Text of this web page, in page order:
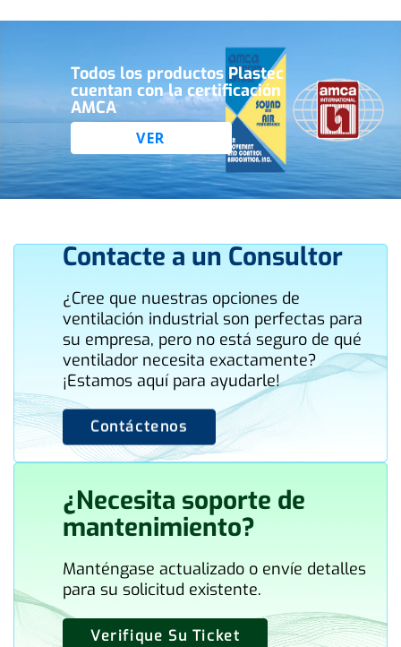
Todos los productos Plastec
cuentan con la certificación
AMCA
VER
Contacte a un Consultor
¿Cree que nuestras opciones de
ventilación industrial son perfectas para
su empresa, pero no está seguro de qué
ventilador necesita exactamente?
¡Estamos aquí para ayudarle!
Contáctenos
¿Necesita soporte de
mantenimiento?
Manténgase actualizado o envíe detalles
para su solicitud existente.
Verifique Su Ticket